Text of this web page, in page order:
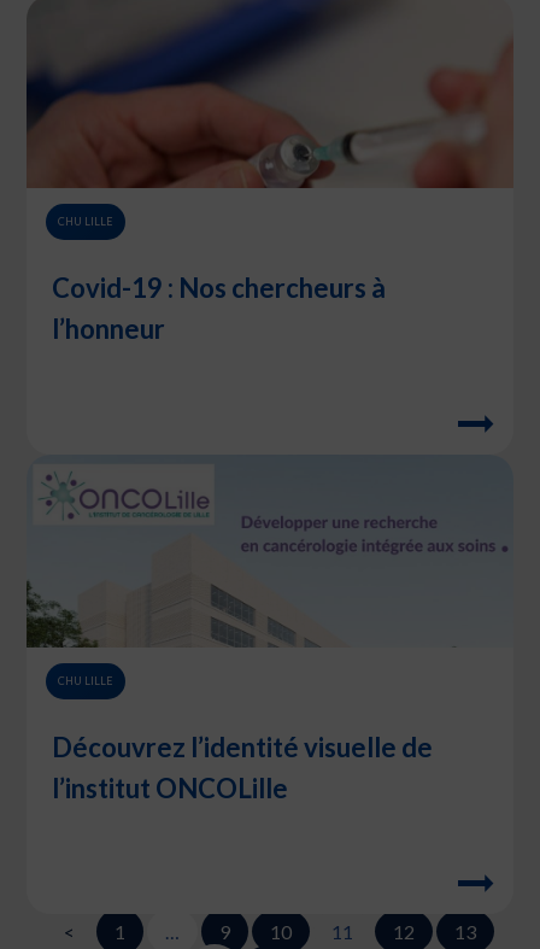
CHU LILLE
Covid-19 : Nos chercheurs à
l’honneur
CHU LILLE
Découvrez l’identité visuelle de
l’institut ONCOLille
< 1 … 9 10 11 12
13